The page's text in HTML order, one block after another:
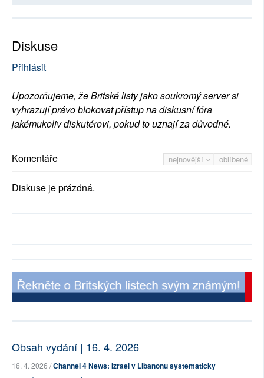
Diskuse
Přihlásit
Upozorňujeme, že Britské listy jako soukromý server si
vyhrazují právo blokovat přístup na diskusní fóra
jakémukoliv diskutérovi, pokud to uznají za důvodné.
nejnovější oblíbené
Komentáře
Diskuse je prázdná.
Obsah vydání | 16. 4. 2026
16. 4. 2026 /Channel 4 News: Izrael v Libanonu systematicky